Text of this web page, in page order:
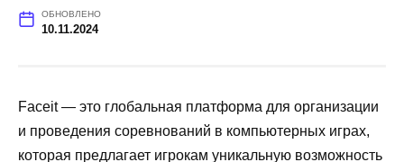
ОБНОВЛЕНО
10.11.2024
Faceit — это глобальная платформа для организации
и проведения соревнований в компьютерных играх,
которая предлагает игрокам уникальную возможность